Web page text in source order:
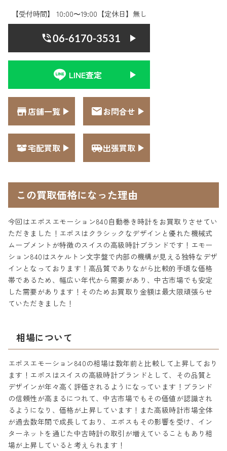
【受付時間】 10:00〜19:00【定休日】無し
06-6170-3531
LINE査定
店舗一覧 お問合せ
宅配買取 出張買取
この買取価格になった理由
今回はエポスエモーション840自動巻き時計をお買取りさせてい
ただきました！エポスはクラシックなデザインと優れた機械式
ムーブメントが特徴のスイスの高級時計ブランドです！エモー
ション840はスケルトン文字盤で内部の機構が見える独特なデザ
インとなっております！高品質でありながら比較的手頃な価格
帯であるため、幅広い年代から需要があり、中古市場でも安定
した需要があります！そのためお買取り金額は最大限頑張らせ
ていただきました！
相場について
エポスエモーション840の相場は数年前と比較して上昇しており
ます！エポスはスイスの高級時計ブランドとして、その品質と
デザインが年々高く評価されるようになっています！ブランド
の信頼性が高まるにつれて、中古市場でもその価値が認識され
るようになり、価格が上昇しています！また高級時計市場全体
が過去数年間で成長しており、エポスもその影響を受け、イン
ターネットを通じた中古時計の取引が増えていることもあり相
場が上昇していると考えられます！